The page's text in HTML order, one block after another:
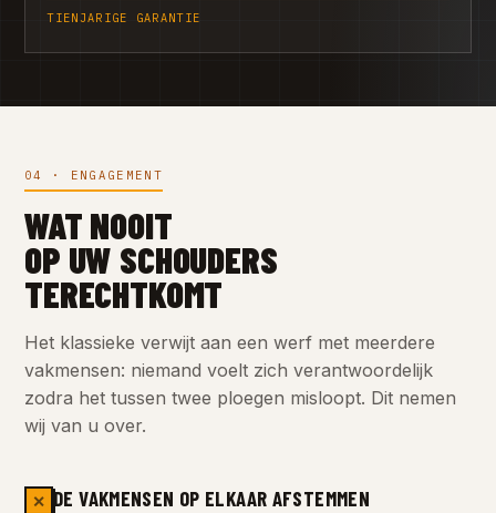
TIENJARIGE GARANTIE
04 · ENGAGEMENT
WAT NOOIT
OP UW SCHOUDERS
TERECHTKOMT
Het klassieke verwijt aan een werf met meerdere
vakmensen: niemand voelt zich verantwoordelijk
zodra het tussen twee ploegen misloopt. Dit nemen
wij van u over.
✕ DE VAKMENSEN OP ELKAAR AFSTEMMEN